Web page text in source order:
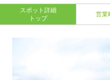
スポット詳細
トップ
営業